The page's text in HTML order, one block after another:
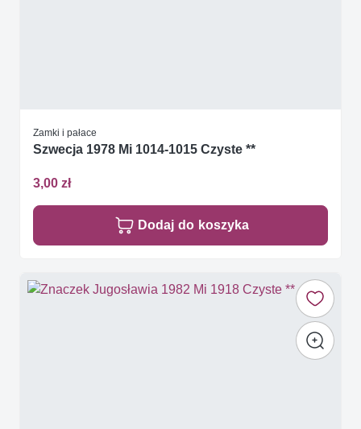
Zamki i pałace
Szwecja 1978 Mi 1014-1015 Czyste **
3,00 zł
Dodaj do koszyka